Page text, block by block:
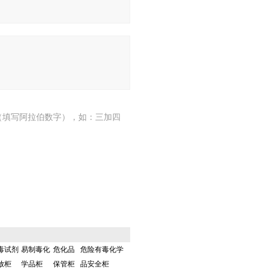
写阿拉伯数字），如：三加四
试剂
柜
易制毒化
学品柜
危化品
保管柜
危险有毒化学
品安全柜